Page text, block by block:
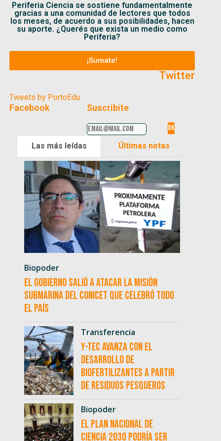
Periferia Ciencia se sostiene fundamentalmente
gracias a una comunidad de lectores que todos
los meses, de acuerdo a sus posibilidades, hacen
su aporte. ¿Querés que exista un medio como
Periferia?
¡Sumate!
Twitter
Tweets by PortoEdu
Facebook Suscribite
Las más leídas Últimas notas
Biopoder
El Gobierno salió a atacar la misión
submarina del CONICET que celebró todo
el país
Transferencia
Y-TEC avanza con el
desarrollo de
biofertilizantes a partir
de residuos pesqueros
Biopoder
El Plan Nacional de
Ciencia 2030 podría ser